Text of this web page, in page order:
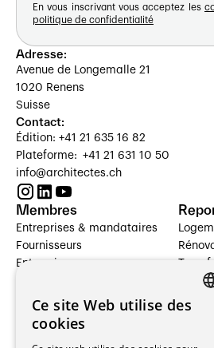
En vous inscrivant vous acceptez les
politique de confidentialité
Adresse:
Avenue de Longemalle 21
1020 Renens
Suisse
Contact:
Édition: +41 21 635 16 82
Plateforme: +41 21 631 10 50
info@architectes.ch
Membres
Entreprises & mandataires
Fournisseurs
Entreprises
Architectes paysagistes
Architectes d'intérieur
Ce site Web utilise des
cookies